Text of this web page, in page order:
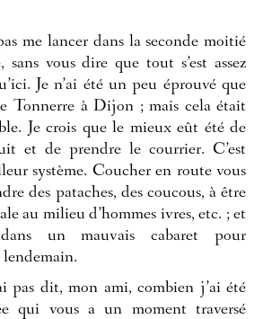
me lancer dans la seconde moitié
sans vous dire que tout s’est assez
Je n’ai été un peu éprouvé que
Tonnerre à Dijon ; mais cela était
Je crois que le mieux eût été de
et de prendre le courrier. C’est
système. Coucher en route vous
des pataches, des coucous, à être
au milieu d’hommes ivres, etc. ; et
un mauvais cabaret pour
lendemain.
pas dit, mon ami, combien j’ai été
qui vous a un moment traversé